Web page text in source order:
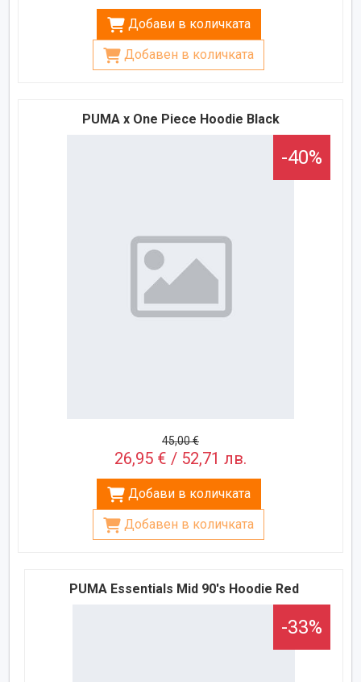
Добави в количката
Добавен в количката
PUMA x One Piece Hoodie Black
-40%
45,00 €
26,95 € / 52,71 лв.
Добави в количката
Добавен в количката
PUMA Essentials Mid 90's Hoodie Red
-33%